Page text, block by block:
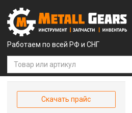
Работаем по всей РФ и СНГ
Скачать прайс